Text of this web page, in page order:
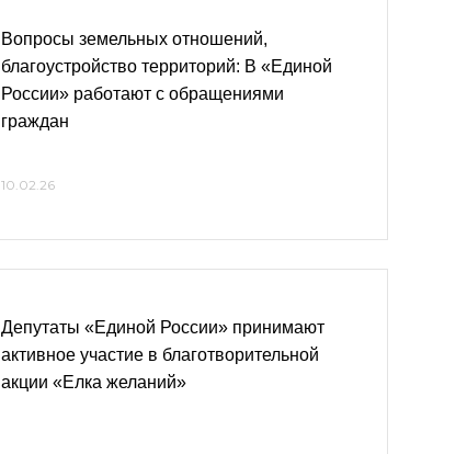
Вопросы земельных отношений,
благоустройство территорий: В «Единой
России» работают с обращениями
граждан
10.02.26
Депутаты «Единой России» принимают
активное участие в благотворительной
акции «Елка желаний»